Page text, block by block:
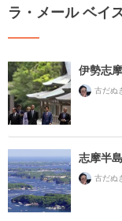
ラ・メール ベイ
伊勢志
古だぬ
志摩半
古だぬ